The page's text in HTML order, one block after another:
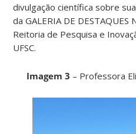
divulgação científica sobre
da GALERIA DE DESTAQUES
Reitoria de Pesquisa e
UFSC.
Imagem 3 – Professora